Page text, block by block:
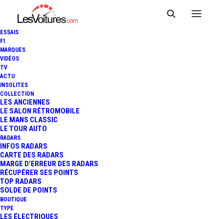
ESSAIS
F1
MARQUES
VIDÉOS
TV
ACTU
INSOLITES
COLLECTION
LES ANCIENNES
LE SALON RÉTROMOBILE
LE MANS CLASSIC
LE TOUR AUTO
RADARS
INFOS RADARS
CARTE DES RADARS
MARGE D’ERREUR DES RADARS
RÉCUPÉRER SES POINTS
TOP RADARS
SOLDE DE POINTS
BOUTIQUE
TYPE
LES ÉLECTRIQUES
9 juillet 2013
VIDÉO : JET PRIVÉ VS